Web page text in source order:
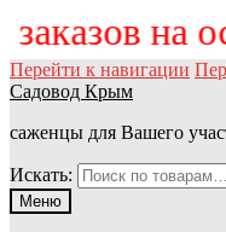
заказов на
Перейти к навигации
Садовод Крым
саженцы для Вашего
Искать:
Меню